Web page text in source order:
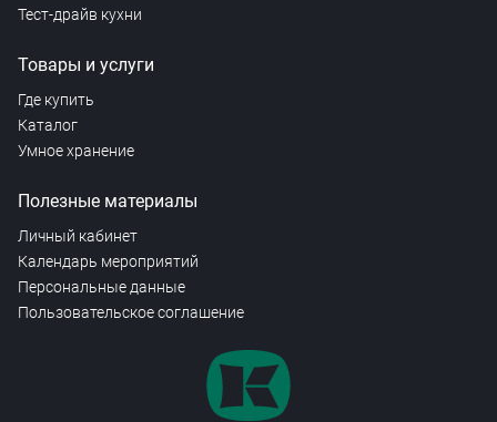
Тест-драйв кухни
Товары и услуги
Где купить
Каталог
Умное хранение
Полезные материалы
Личный кабинет
Календарь мероприятий
Персональные данные
Пользовательское соглашение